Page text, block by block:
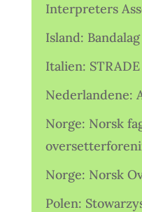
Interpreters
Island:
Italien: STRADE
Nederlandene:
Norge: Norsk
Norge: Norsk
Polen: